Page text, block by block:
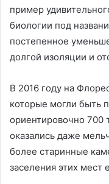
пример
биологии под
постепенное
долгой изоляции и
В 2016 году на
которые могли быть
ориентировочно 700
оказались даже
более старинные
заселения этих